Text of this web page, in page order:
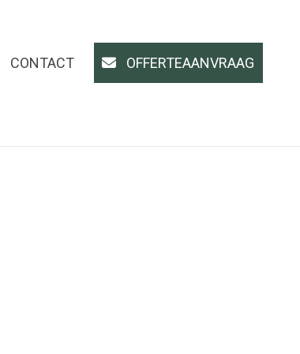
CONTACT OFFERTEAANVRAAG